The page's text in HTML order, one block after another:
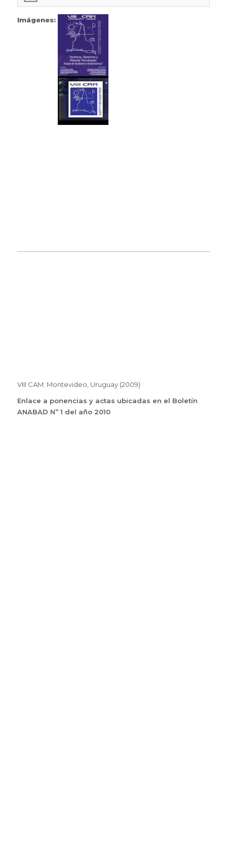
Imágenes:
VIII CAM: Montevideo, Uruguay (2009)
Enlace a ponencias y actas ubicadas en el Boletín
ANABAD Nº 1 del año 2010